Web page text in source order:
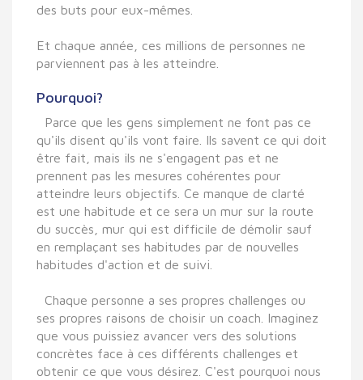
des buts pour eux-mêmes.
Et chaque année, ces millions de personnes ne
parviennent pas à les atteindre.
Pourquoi?
Parce que les gens simplement ne font pas ce
qu'ils disent qu'ils vont faire. Ils savent ce qui doit
être fait, mais ils ne s'engagent pas et ne
prennent pas les mesures cohérentes pour
atteindre leurs objectifs. Ce manque de clarté
est une habitude et ce sera un mur sur la route
du succès, mur qui est difficile de démolir sauf
en remplaçant ses habitudes par de nouvelles
habitudes d'action et de suivi.
Chaque personne a ses propres challenges ou
ses propres raisons de choisir un coach. Imaginez
que vous puissiez avancer vers des solutions
concrètes face à ces différents challenges et
obtenir ce que vous désirez. C'est pourquoi nous